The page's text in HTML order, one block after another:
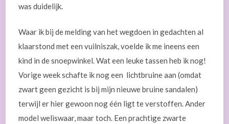
was duidelijk.
Waar ik bij de melding van het wegdoen in gedachten al
klaarstond met een vuilniszak, voelde ik me ineens een
kind in de snoepwinkel. Wat een leuke tassen heb ik nog!
Vorige week schafte ik nog een lichtbruine aan (omdat
zwart geen gezicht is bij mijn nieuwe bruine sandalen)
terwijl er hier gewoon nog één ligt te verstoffen. Ander
model weliswaar, maar toch. Een prachtige zwarte